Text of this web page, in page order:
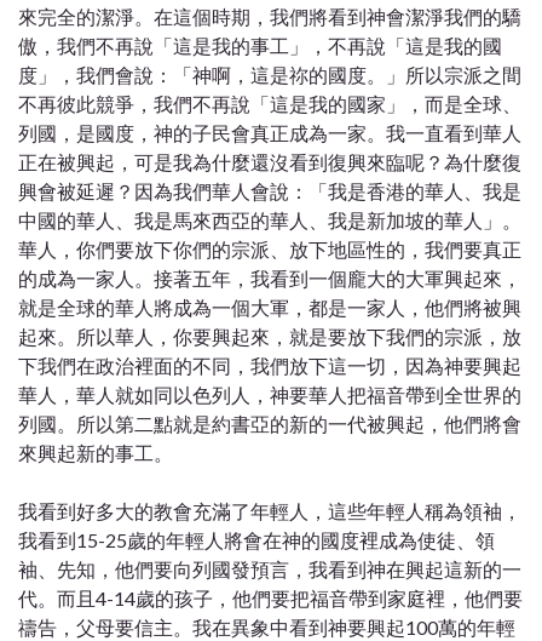
來完全的潔淨。在這個時期，我們將看到神會潔淨我們的驕
傲，我們不再說「這是我的事工」，不再說「這是我的國
度」，我們會說：「神啊，這是祢的國度。」所以宗派之間
不再彼此競爭，我們不再說「這是我的國家」，而是全球、
列國，是國度，神的子民會真正成為一家。我一直看到華人
正在被興起，可是我為什麼還沒看到復興來臨呢？為什麼復
興會被延遲？因為我們華人會說：「我是香港的華人、我是
中國的華人、我是馬來西亞的華人、我是新加坡的華人」。
華人，你們要放下你們的宗派、放下地區性的，我們要真正
的成為一家人。接著五年，我看到一個龐大的大軍興起來，
就是全球的華人將成為一個大軍，都是一家人，他們將被興
起來。所以華人，你要興起來，就是要放下我們的宗派，放
下我們在政治裡面的不同，我們放下這一切，因為神要興起
華人，華人就如同以色列人，神要華人把福音帶到全世界的
列國。所以第二點就是約書亞的新的一代被興起，他們將會
來興起新的事工。
我看到好多大的教會充滿了年輕人，這些年輕人稱為領袖，
我看到15-25歲的年輕人將會在神的國度裡成為使徒、領
袖、先知，他們要向列國發預言，我看到神在興起這新的一
代。而且4-14歲的孩子，他們要把福音帶到家庭裡，他們要
禱告，父母要信主。我在異象中看到神要興起100萬的年輕